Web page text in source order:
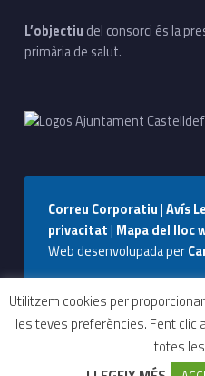
Contactar
L’objectiu del consorci és la
primària de salut.
Correu Corporatiu|Avís
privacitat| Mapa del lloc
Web desenvolupada per
Seguiu-nos a Facebook
Seguiu-nos a Instagram
Seguiu-nos a WhatsApp
Back to top ↑
Utilitzem cookies per
les teves preferències. Fent clic
totes